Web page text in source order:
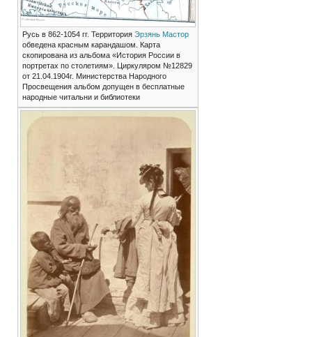
Русь в 862-1054 гг. Территория Эрзянь Мастор
обведена красным карандашом. Карта
скопирована из альбома «История России в
портретах по столетиям». Циркуляром №12829
от 21.04.1904г. Министерства Народного
Просвещения альбом допущен в бесплатные
народные читальни и библиотеки